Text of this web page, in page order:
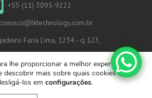
+55 (11) 3095-9222
Faria Lima, 1234 - cj 123,
lhe proporcionar a melhor experiência no
descobrir mais sobre quais cookies
los em configurações.